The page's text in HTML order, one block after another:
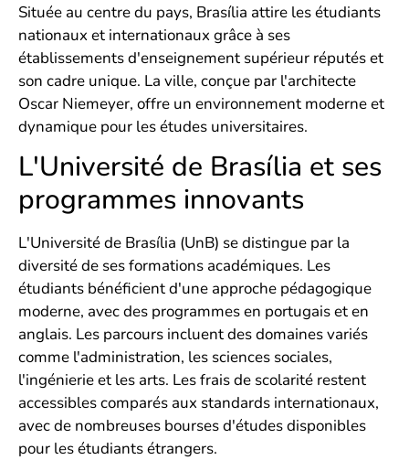
Située au centre du pays, Brasília attire les étudiants
nationaux et internationaux grâce à ses
établissements d'enseignement supérieur réputés et
son cadre unique. La ville, conçue par l'architecte
Oscar Niemeyer, offre un environnement moderne et
dynamique pour les études universitaires.
L'Université de Brasília et ses
programmes innovants
L'Université de Brasília (UnB) se distingue par la
diversité de ses formations académiques. Les
étudiants bénéficient d'une approche pédagogique
moderne, avec des programmes en portugais et en
anglais. Les parcours incluent des domaines variés
comme l'administration, les sciences sociales,
l'ingénierie et les arts. Les frais de scolarité restent
accessibles comparés aux standards internationaux,
avec de nombreuses bourses d'études disponibles
pour les étudiants étrangers.